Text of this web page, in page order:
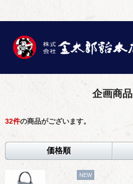
企画商品
32件の商品がございます。
価格順
NEW